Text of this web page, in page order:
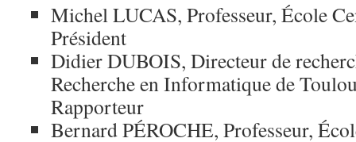
Michel LUCAS, Professeur, École
Président
Didier DUBOIS, Directeur de
Recherche en Informatique de
Rapporteur
Bernard PÉROCHE, Professeur,